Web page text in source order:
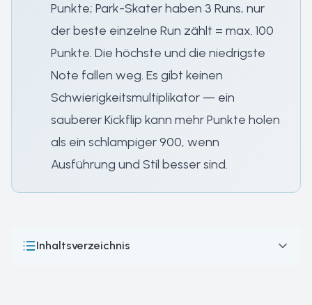
Punkte; Park-Skater haben 3 Runs, nur
der beste einzelne Run zählt = max. 100
Punkte. Die höchste und die niedrigste
Note fallen weg. Es gibt keinen
Schwierigkeitsmultiplikator — ein
sauberer Kickflip kann mehr Punkte holen
als ein schlampiger 900, wenn
Ausführung und Stil besser sind.
Inhaltsverzeichnis